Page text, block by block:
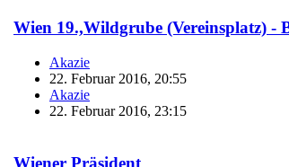
Wien 19.,Wildgrube (Vereinsplatz) -
Akazie
22. Februar 2016, 20:55
Akazie
22. Februar 2016, 23:15